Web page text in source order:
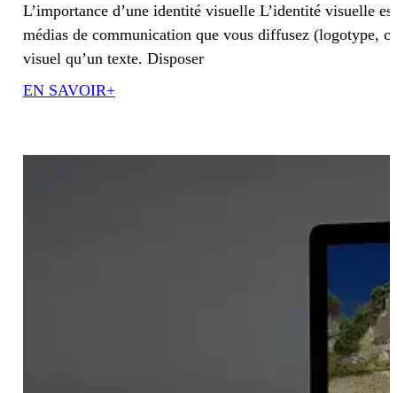
L’importance d’une identité visuelle L’identité visuelle
médias de communication que vous diffusez (logotype,
visuel qu’un texte. Disposer
EN SAVOIR+